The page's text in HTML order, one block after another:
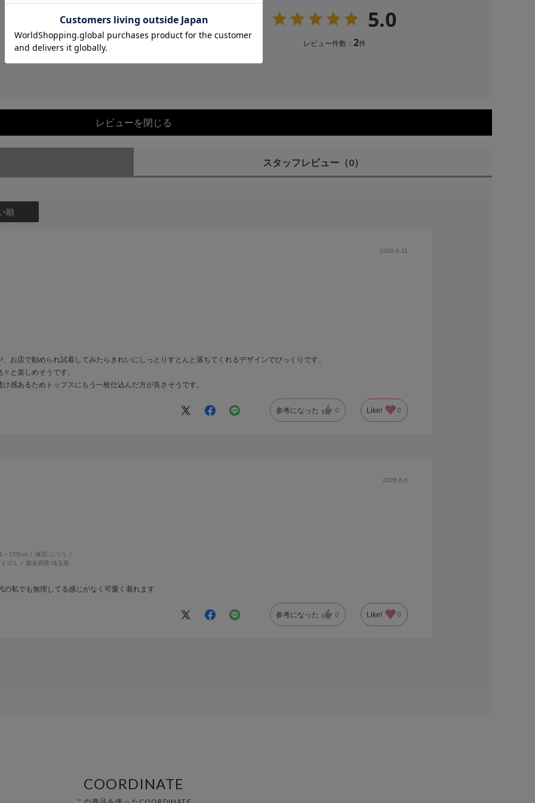
5.0
レビュー件数： 2件
レビューを閉じる
スタッフレビュー （0）
順
2026.6.11
お店で勧められ試着してみたらきれいにしっとりすとんと落ちてくれるデザインでびっくりです。
と楽しめそうです。
感あるためトップスにもう一枚仕込んだ方が良さそうです。
参考になった 0 Like! 0
2026.6.6
～155cm 体型: ふつう
ズ:L 都道府県:埼玉県
私でも無理してる感じがなく可愛く着れます
参考になった 0 Like! 0
COORDINATE